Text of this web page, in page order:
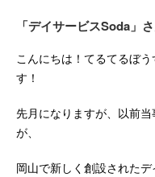
「デイサービスSoda」
こんにちは！てるてるぼ
す！
先月になりますが、以前
が、
岡山で新しく創設された